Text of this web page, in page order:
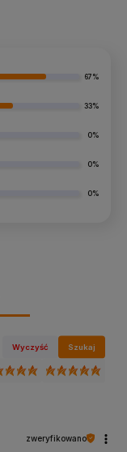
67%
33%
0%
0%
0%
Wyczyść Szukaj
zweryfikowano